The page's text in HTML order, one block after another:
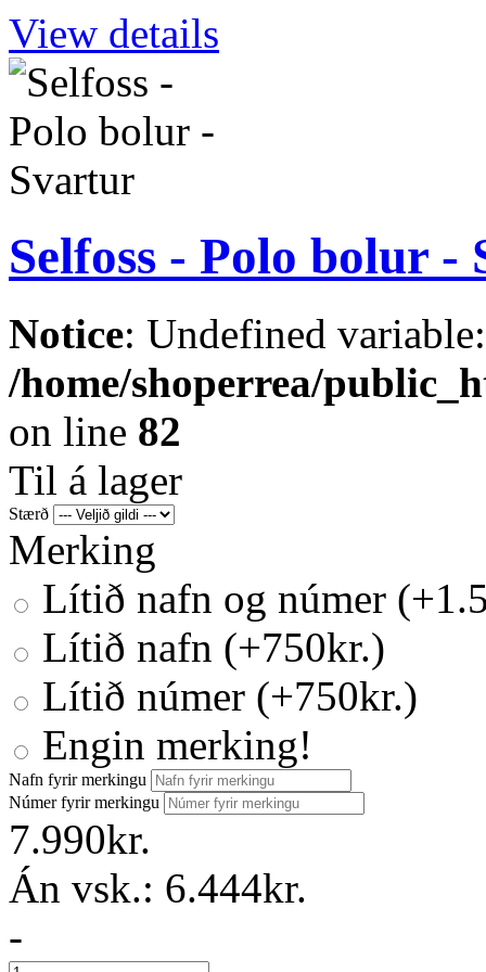
View details
Selfoss - Polo bolur -
Notice: Undefined
/home/shoperrea/
on line 82
Til á lager
Stærð
Merking
Lítið nafn og númer
Lítið nafn (+750kr.)
Lítið númer (+750kr.)
Engin merking!
Nafn fyrir merkingu
Númer fyrir merkingu
7.990kr.
Án vsk.: 6.444kr.
-